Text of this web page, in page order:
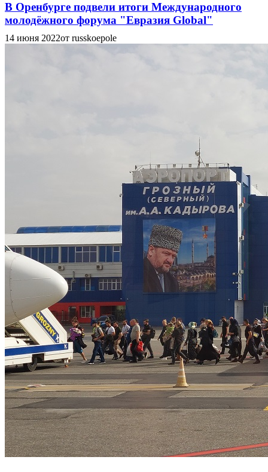
В Оренбурге подвели итоги Международного
молодёжного форума "Евразия Global"
14 июня 2022от russkoepole